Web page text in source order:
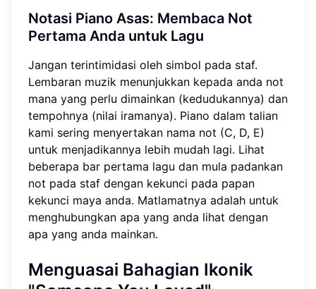
Notasi Piano Asas: Membaca Not
Pertama Anda untuk Lagu
Jangan terintimidasi oleh simbol pada staf.
Lembaran muzik menunjukkan kepada anda not
mana yang perlu dimainkan (kedudukannya) dan
tempohnya (nilai iramanya). Piano dalam talian
kami sering menyertakan nama not (C, D, E)
untuk menjadikannya lebih mudah lagi. Lihat
beberapa bar pertama lagu dan mula padankan
not pada staf dengan kekunci pada papan
kekunci maya anda. Matlamatnya adalah untuk
menghubungkan apa yang anda lihat dengan
apa yang anda mainkan.
Menguasai Bahagian Ikonik